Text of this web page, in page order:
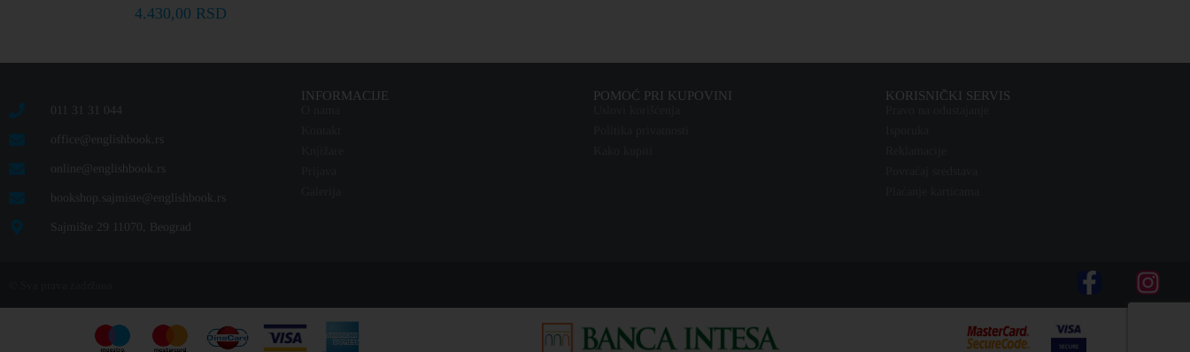
4.430,00 RSD
011 31 31 044
office@englishbook.rs
online@englishbook.rs
bookshop.sajmiste@englishbook.rs
Sajmište 29 11070, Beograd
INFORMACIJE POMOĆ PRI KUPOVINI KORISNIČKI SERVIS